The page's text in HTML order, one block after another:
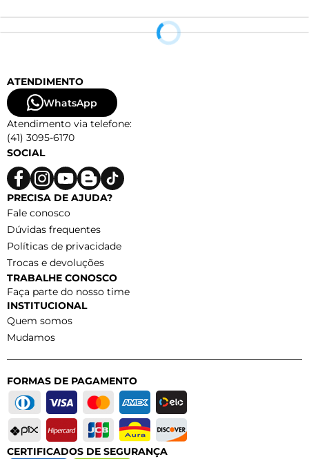
ATENDIMENTO
WhatsApp
Atendimento via telefone:
(41) 3095-6170
SOCIAL
PRECISA DE AJUDA?
Fale conosco
Dúvidas frequentes
Políticas de privacidade
Trocas e devoluções
TRABALHE CONOSCO
Faça parte do nosso time
INSTITUCIONAL
Quem somos
Mudamos
FORMAS DE PAGAMENTO
CERTIFICADOS DE SEGURANÇA